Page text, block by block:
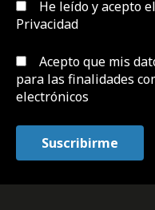
He leído y acepto el
Privacidad
Acepto que mis
para las finalidades
electrónicos